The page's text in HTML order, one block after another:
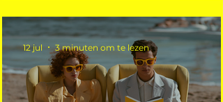
12 jul 3 minuten om te lezen